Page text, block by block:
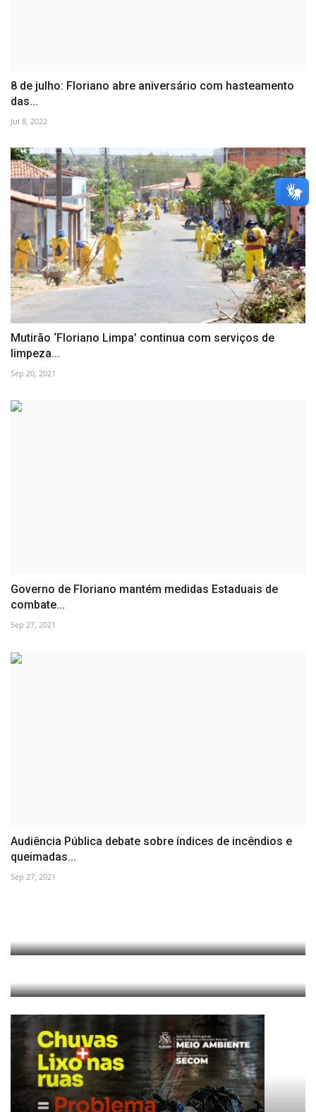
8 de julho: Floriano abre aniversário com hasteamento
das...
Jul 8, 2022
Mutirão ‘Floriano Limpa’ continua com serviços de
limpeza...
Sep 20, 2021
Governo de Floriano mantém medidas Estaduais de
combate...
Sep 27, 2021
Audiência Pública debate sobre índices de incêndios e
queimadas...
Sep 27, 2021